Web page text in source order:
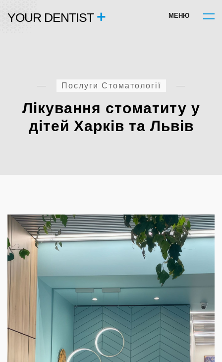
YOUR DENTIST + М ЕН Ю
Послуги Стоматології
Лікування стоматиту у
дітей Харків та Львів